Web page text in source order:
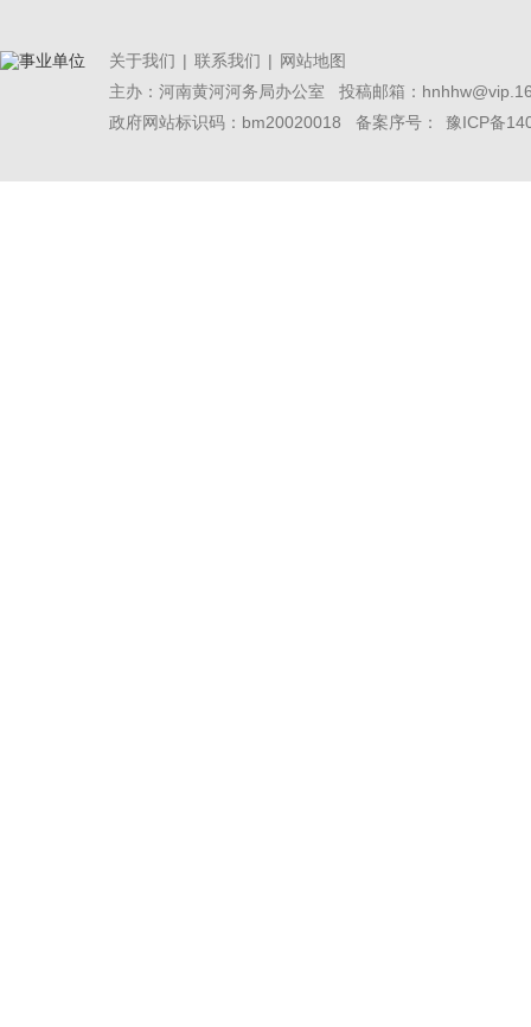
关于我们 | 联系我们 | 网站地图
主办：河南黄河河务局办公室 投稿邮箱：
政府网站标识码：bm20020018 备案序号：
豫ICP备